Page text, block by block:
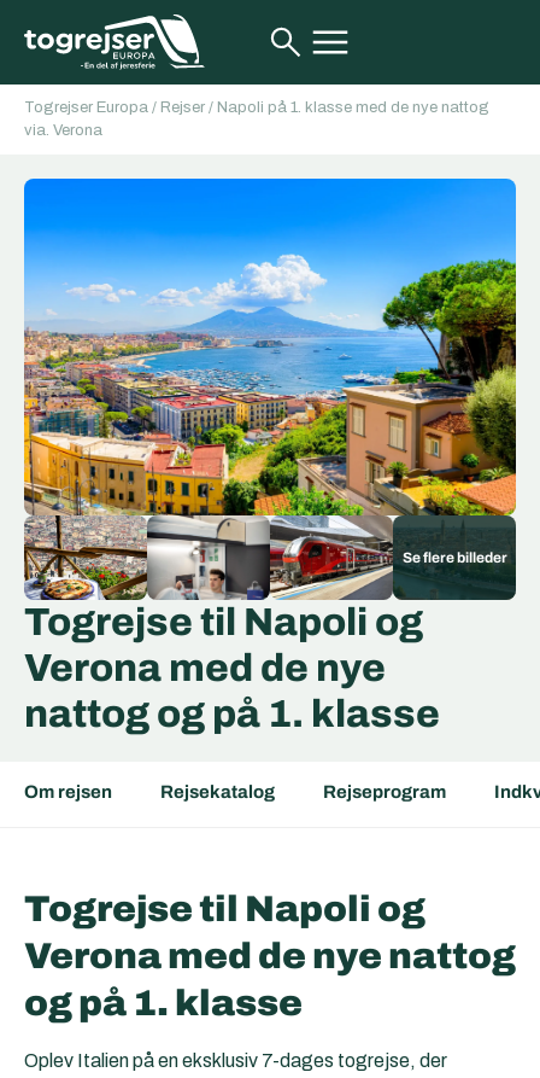
Togrejser Europa / Rejser / Napoli på 1. klasse med de nye nattog
via. Verona
Togrejse til Napoli og
Verona med de nye
nattog og på 1. klasse
Om rejsen Rejsekatalog Rejseprogram
Togrejse til Napoli og
Verona med de nye nattog
og på 1. klasse
Oplev Italien på en eksklusiv 7-dages togrejse, der